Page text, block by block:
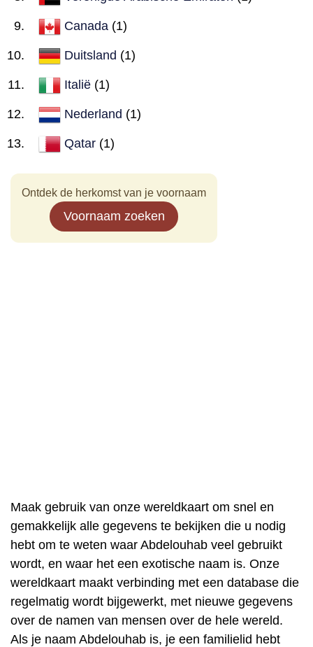
Canada (1)
Duitsland (1)
Italië (1)
Nederland (1)
Qatar (1)
Ontdek de herkomst van je voornaam
Voornaam zoeken
Maak gebruik van onze wereldkaart om snel en
gemakkelijk alle gegevens te bekijken die u nodig
hebt om te weten waar Abdelouhab veel gebruikt
wordt, en waar het een exotische naam is. Onze
wereldkaart maakt verbinding met een database die
regelmatig wordt bijgewerkt, met nieuwe gegevens
over de namen van mensen over de hele wereld.
Als je naam Abdelouhab is, je een familielid hebt